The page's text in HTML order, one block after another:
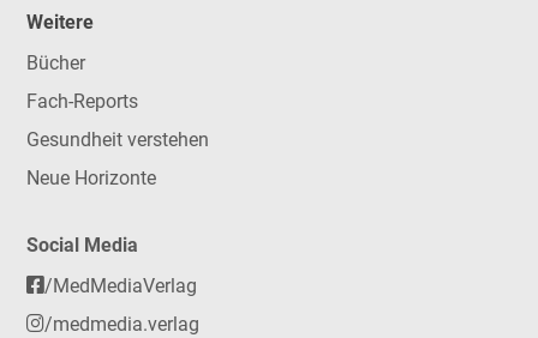
Weitere
Bücher
Fach-Reports
Gesundheit verstehen
Neue Horizonte
Social Media
/MedMediaVerlag
/medmedia.verlag